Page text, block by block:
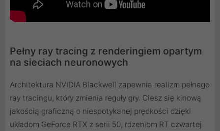
Pełny ray tracing z renderingiem opartym
na sieciach neuronowych
Architektura NVIDIA Blackwell zapewnia realizm pełnego
ray tracingu, który zmienia reguły gry. Ciesz się kinową
jakością graficzną o niespotykanej prędkości dzięki
układom GeForce RTX z serii 50, rdzeniom RT czwartej